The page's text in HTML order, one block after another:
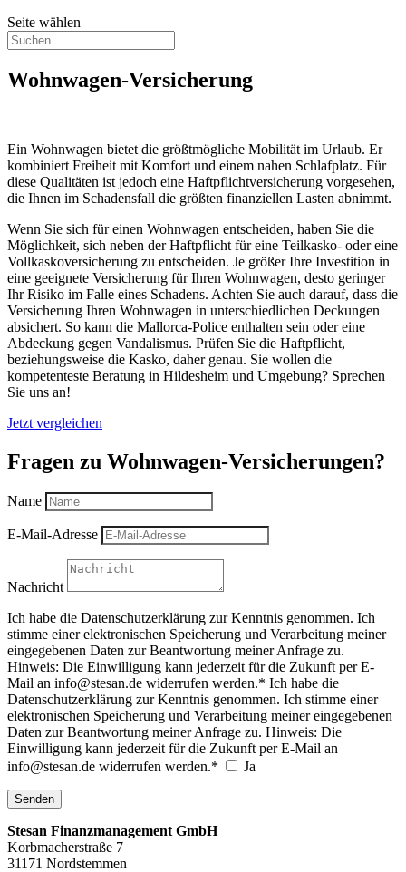
Seite wählen
Wohnwagen-Versicherung
Ein Wohnwagen bietet die größtmögliche Mobilität im Urlaub. Er
kombiniert Freiheit mit Komfort und einem nahen Schlafplatz. Für
diese Qualitäten ist jedoch eine Haftpflichtversicherung vorgesehen,
die Ihnen im Schadensfall die größten finanziellen Lasten abnimmt.
Wenn Sie sich für einen Wohnwagen entscheiden, haben Sie die
Möglichkeit, sich neben der Haftpflicht für eine Teilkasko- oder eine
Vollkaskoversicherung zu entscheiden. Je größer Ihre Investition in
eine geeignete Versicherung für Ihren Wohnwagen, desto geringer
Ihr Risiko im Falle eines Schadens. Achten Sie auch darauf, dass die
Versicherung Ihren Wohnwagen in unterschiedlichen Deckungen
absichert. So kann die Mallorca-Police enthalten sein oder eine
Abdeckung gegen Vandalismus. Prüfen Sie die Haftpflicht,
beziehungsweise die Kasko, daher genau. Sie wollen die
kompetenteste Beratung in Hildesheim und Umgebung? Sprechen
Sie uns an!
Jetzt vergleichen
Fragen zu Wohnwagen-Versicherungen?
Name
E-Mail-Adresse
Nachricht
Ich habe die Datenschutzerklärung zur Kenntnis genommen. Ich
stimme einer elektronischen Speicherung und Verarbeitung meiner
eingegebenen Daten zur Beantwortung meiner Anfrage zu.
Hinweis: Die Einwilligung kann jederzeit für die Zukunft per E-
Mail an info@stesan.de widerrufen werden.* Ich habe die
Datenschutzerklärung zur Kenntnis genommen. Ich stimme einer
elektronischen Speicherung und Verarbeitung meiner eingegebenen
Daten zur Beantwortung meiner Anfrage zu. Hinweis: Die
Einwilligung kann jederzeit für die Zukunft per E-Mail an
info@stesan.de widerrufen werden.*
Ja
Senden
Stesan Finanzmanagement GmbH
Korbmacherstraße 7
31171 Nordstemmen